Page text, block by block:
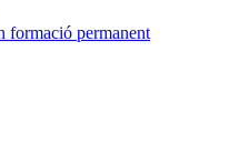
formació permanent